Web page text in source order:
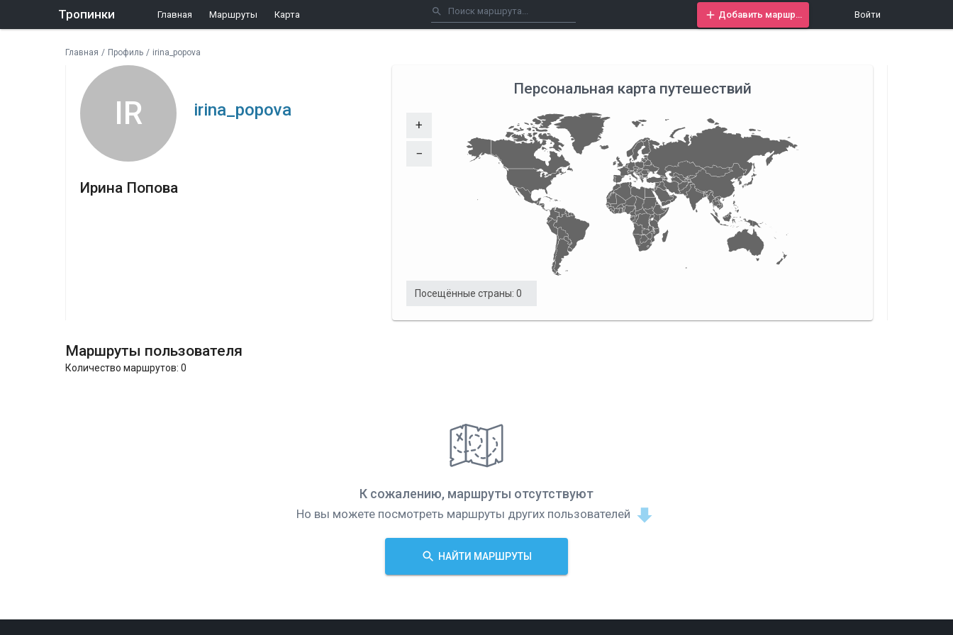
Тропинки Главная Маршруты Карта Войти
Главная / Профиль / irina_popova
IR irina_popova
Ирина Попова
Персональная карта путешествий
+
−
Посещённые страны: 0
Маршруты пользователя
Количество маршрутов: 0
К сожалению, маршруты отсутствуют
Но вы можете посмотреть маршруты других пользователей
НАЙТИ МАРШРУТЫ